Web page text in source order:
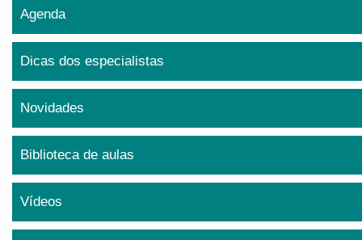
Agenda
Dicas dos especialistas
Novidades
Biblioteca de aulas
Vídeos